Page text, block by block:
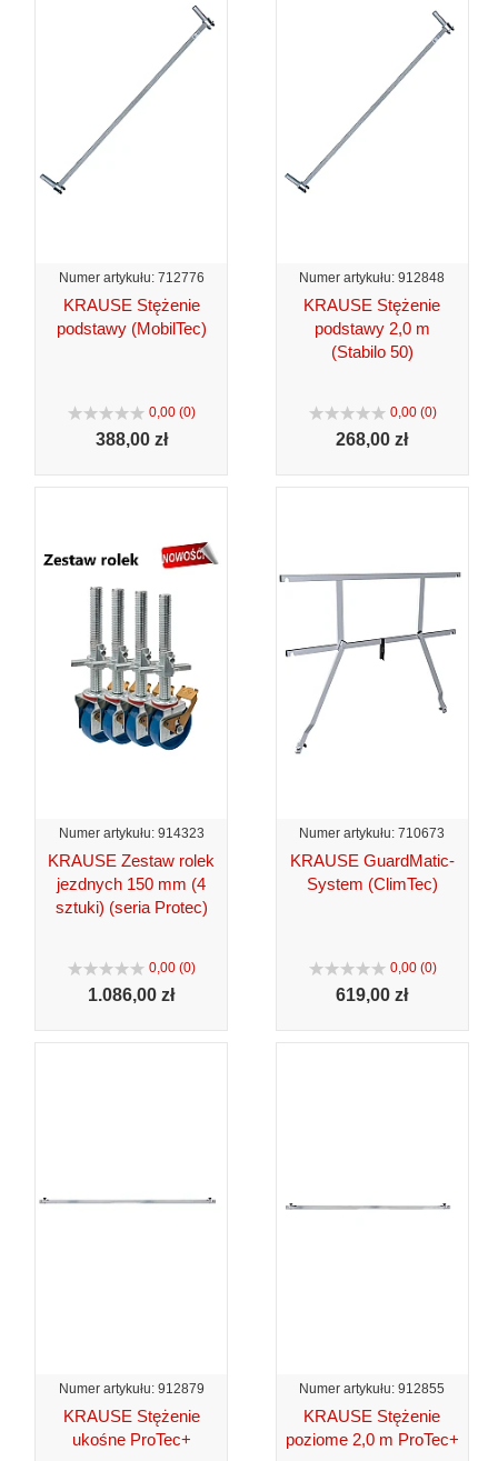
Numer artykułu: 712776
KRAUSE Stężenie
podstawy (MobilTec)
0,00 (0)
388,00 zł
Numer artykułu: 912848
KRAUSE Stężenie
podstawy 2,0 m
(Stabilo 50)
0,00 (0)
268,00 zł
Numer artykułu: 914323
KRAUSE Zestaw rolek
jezdnych 150 mm (4
sztuki) (seria Protec)
0,00 (0)
1.086,00 zł
Numer artykułu: 710673
KRAUSE GuardMatic-
System (ClimTec)
0,00 (0)
619,00 zł
Numer artykułu: 912879
KRAUSE Stężenie
ukośne ProTec+
Numer artykułu: 912855
KRAUSE Stężenie
poziome 2,0 m ProTec+